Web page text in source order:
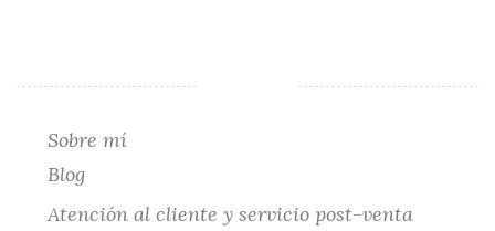
Sobre mí
Blog
Atención al cliente y servicio post-venta